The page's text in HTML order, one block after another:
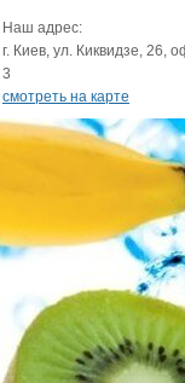
Наш адрес:
г. Киев, ул. Киквидзе, 26,
3
смотреть на карте